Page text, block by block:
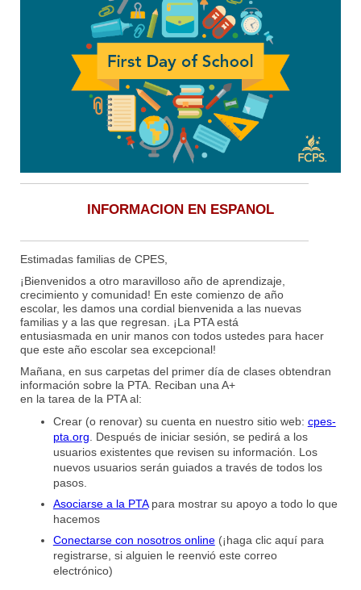
INFORMACION EN ESPANOL
Estimadas familias de CPES,
¡Bienvenidos a otro maravilloso año de aprendizaje,
crecimiento y comunidad! En este comienzo de año
escolar, les damos una cordial bienvenida a las nuevas
familias y a las que regresan. ¡La PTA está
entusiasmada en unir manos con todos ustedes para hacer
que este año escolar sea excepcional!
Mañana, en sus carpetas del primer día de clases obtendran
información sobre la PTA. Reciban una A+
en la tarea de la PTA al:
Crear (o renovar) su cuenta en nuestro sitio web: cpes-
pta.org. Después de iniciar sesión, se pedirá a los
usuarios existentes que revisen su información. Los
nuevos usuarios serán guiados a través de todos los
pasos.
Asociarse a la PTApara mostrar su apoyo a todo lo que
hacemos
Conectarse con nosotros online(¡haga clic aquí para
registrarse, si alguien le reenvió este correo
electrónico)